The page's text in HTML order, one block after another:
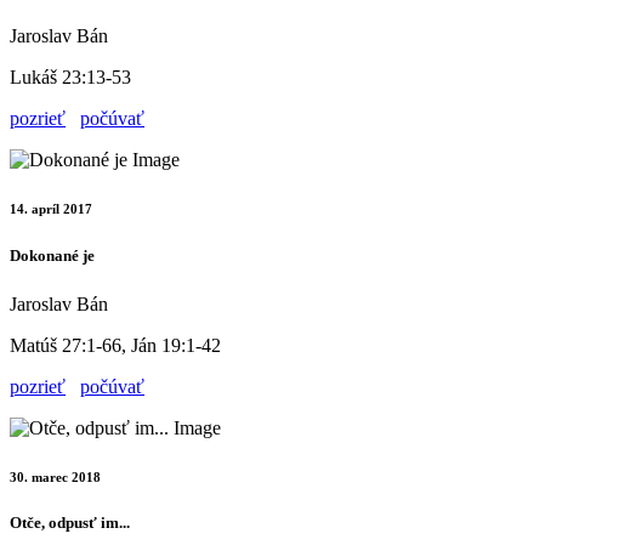
Jaroslav Bán
Lukáš 23:13-53
pozrieť
počúvať
14. apríl 2017
Dokonané je
Jaroslav Bán
Matúš 27:1-66, Ján 19:1-42
pozrieť
počúvať
30. marec 2018
Otče, odpusť im...